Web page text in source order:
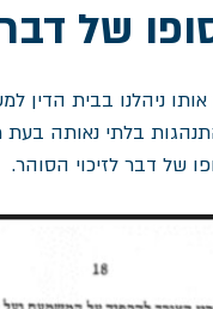
של דבר
בתיק אותו ניהלנו
בלתי נאותה
של דבר לזיכוי הסוהר.